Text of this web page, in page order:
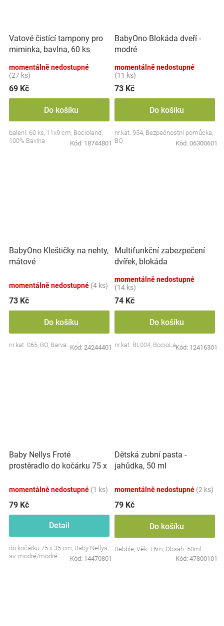
Vatové čistící tampony pro
miminka, bavlna, 60 ks
momentálně nedostupné
(27 ks)
69 Kč
Do košíku
balení: 60 ks, 11x9 cm, Bocioland,
100% Bavlna
Kód: 18744801
BabyOno Blokáda dveří -
modré
momentálně nedostupné
(11 ks)
73 Kč
Do košíku
nr.kat. 954, Bezpečnostní pomůcka,
BO
Kód: 06300601
BabyOno Kleštičky na nehty,
mátové
momentálně nedostupné (4 ks)
73 Kč
Do košíku
nr.kat. 065, BO, Barva: mátová
Kód: 24244401
Multifunkční zabezpečení
dvířek, blokáda
momentálně nedostupné
(14 ks)
74 Kč
Do košíku
nr.kat. BL004, BocioLand
Kód: 12416301
Baby Nellys Froté
prostěradlo do kočárku 75 x
momentálně nedostupné (1 ks)
79 Kč
Detail
do kočárku 75 x 35 cm, Baby Nellys,
sv. modré/modré
Kód: 14470801
Dětská zubní pasta -
jahůdka, 50 ml
momentálně nedostupné (2 ks)
79 Kč
Do košíku
Bebble, Věk: +6m, Obsah: 50ml
Kód: 47800101